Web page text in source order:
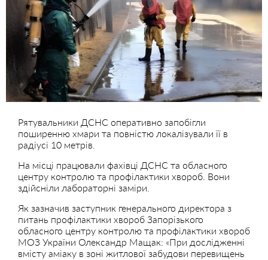
Рятувальники ДСНС оперативно запобігли
поширенню хмари та повністю локалізували її в
радіусі 10 метрів.
На місці працювали фахівці ДСНС та обласного
центру контролю та профілактики хвороб. Вони
здійсніли лабораторні заміри.
Як зазначив заступник генерального директора з
питань профілактики хвороб Запорізького
обласного центру контролю та профілактики хвороб
МОЗ України Олександр Мащак: «При дослідженні
вмісту аміаку в зоні житлової забудови перевищень